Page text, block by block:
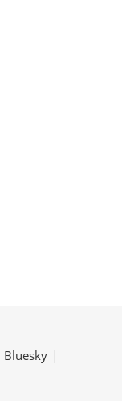
Bluesky |